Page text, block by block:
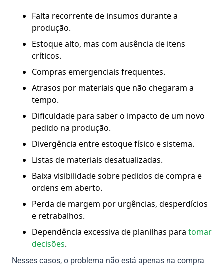
Falta recorrente de insumos durante a
produção.
Estoque alto, mas com ausência de itens
críticos.
Compras emergenciais frequentes.
Atrasos por materiais que não chegaram a
tempo.
Dificuldade para saber o impacto de um novo
pedido na produção.
Divergência entre estoque físico e sistema.
Listas de materiais desatualizadas.
Baixa visibilidade sobre pedidos de compra e
ordens em aberto.
Perda de margem por urgências, desperdícios
e retrabalhos.
Dependência excessiva de planilhas para tomar
decisões.
Nesses casos, o problema não está apenas na compra